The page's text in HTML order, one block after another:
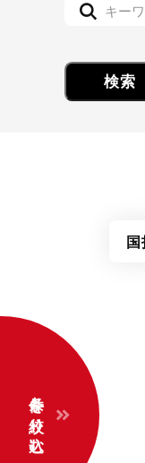
条件を絞り込む